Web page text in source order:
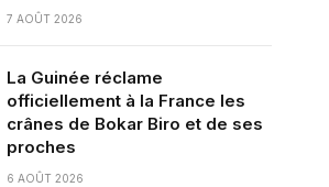
7 AOÛT 2026
La Guinée réclame
officiellement à la France les
crânes de Bokar Biro et de ses
proches
6 AOÛT 2026